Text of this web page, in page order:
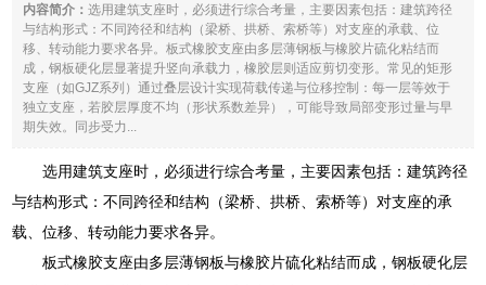
内容简介：选用建筑支座时，必须进行综合考量，主要因素包括：建筑跨径
与结构形式：不同跨径和结构（梁桥、拱桥、索桥等）对支座的承载、位
移、转动能力要求各异。板式橡胶支座由多层薄钢板与橡胶片硫化粘结而
成，钢板硬化层显著提升竖向承载力，橡胶层则适应剪切变形。常见的矩形
支座（如GJZ系列）通过叠层设计实现荷载传递与位移控制：每一层等效于
独立支座，若胶层厚度不均（形状系数差异），可能导致局部变形过量与早
期失效。同步受力...
选用建筑支座时，必须进行综合考量，主要因素包括：建筑跨径
与结构形式：不同跨径和结构（梁桥、拱桥、索桥等）对支座的承
载、位移、转动能力要求各异。
板式橡胶支座由多层薄钢板与橡胶片硫化粘结而成，钢板硬化层